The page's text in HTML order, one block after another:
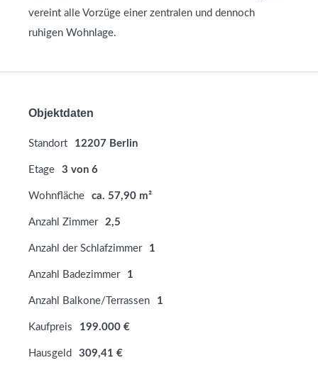
vereint alle Vorzüge einer zentralen und dennoch
ruhigen Wohnlage.
Objektdaten
Standort 12207 Berlin
Etage 3 von 6
Wohnfläche ca. 57,90 m²
Anzahl Zimmer 2,5
Anzahl der Schlafzimmer 1
Anzahl Badezimmer 1
Anzahl Balkone/Terrassen 1
Kaufpreis 199.000 €
Hausgeld 309,41 €